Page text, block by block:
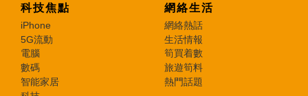
科技焦點
iPhone
5G流動
電腦
數碼
智能家居
網絡生活
網絡熱話
生活情報
筍買着數
旅遊筍料
熱門話題